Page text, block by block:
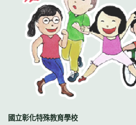
國立彰化特殊教育學校